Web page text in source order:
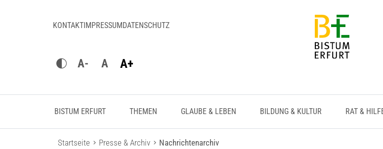
KONTAKTIMPRESSUMDATENSCHUTZ
A- A A+
BISTUM ERFURT THEMEN GLAUBE & LEBEN BILDUNG & KULTUR RAT &
Startseite Presse & Archiv Nachrichtenarchiv